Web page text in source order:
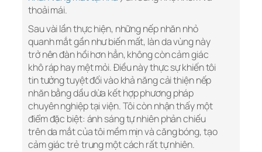
thoải mái.
Sau vài lần thực hiện, những nếp nhăn nhỏ
quanh mắt gần như biến mất, làn da vùng này
trở nên đàn hồi hơn hẳn, không còn cảm giác
khô ráp hay mệt mỏi. Điều này thực sự khiến tôi
tin tưởng tuyệt đối vào khả năng cải thiện nếp
nhăn bằng dầu dừa kết hợp phương pháp
chuyên nghiệp tại viện. Tôi còn nhận thấy một
điểm đặc biệt: ánh sáng tự nhiên phản chiếu
trên da mắt của tôi mềm mịn và căng bóng, tạo
cảm giác trẻ trung một cách rất tự nhiên.